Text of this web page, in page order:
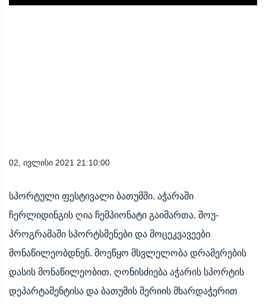
02, ივლისი 2021 21:10:00
სპორტული ფესტივალი ბათუმში. აჭარაში
ჩერლიდინგის ღია ჩემპიონატი გაიმართა. შოუ-
პროგრამაში სპორტსმენები და მოცეკვავეები
მონაწილეობდნენ. მოეწყო მსვლელობა დრამერების
დასის მონაწილეობით. ღონისძიება აჭარის სპორტის
დეპარტამენტისა და ბათუმის მერიის მხარდაჭერით